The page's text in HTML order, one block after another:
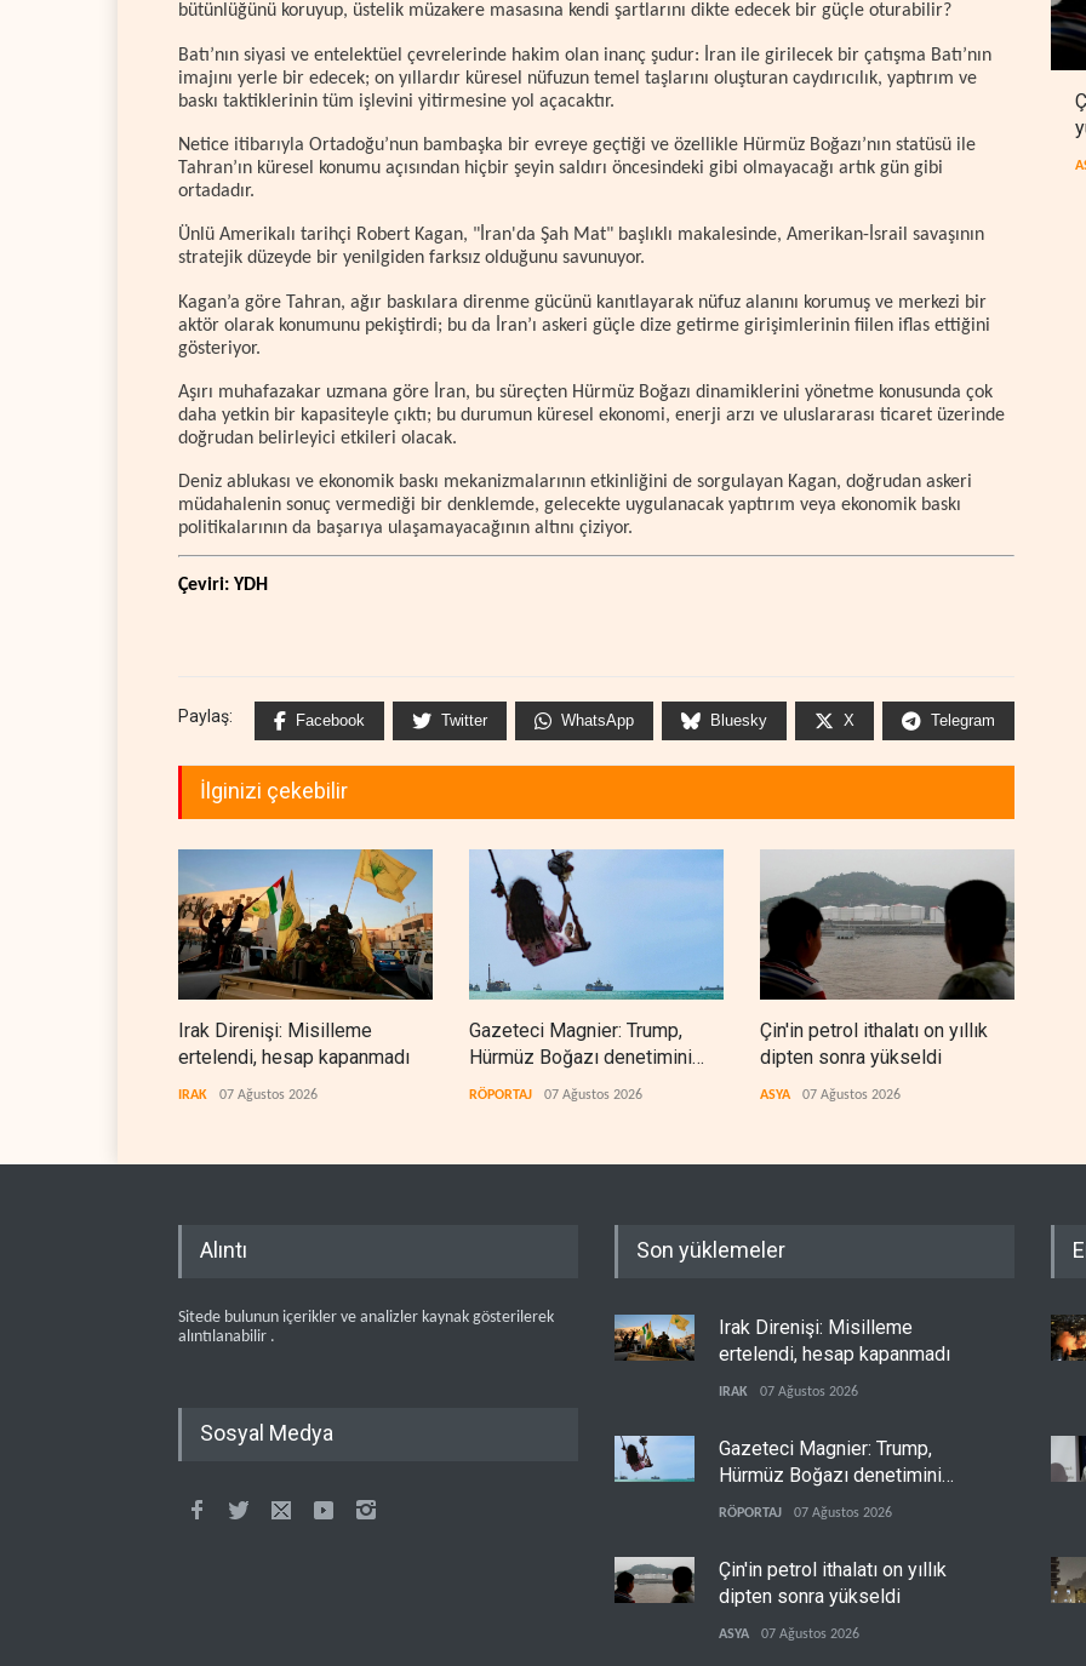
bütünlüğünü koruyup, üstelik müzakere masasına kendi şartlarını dikte edecek bir güçle oturabilir?
Batı’nın siyasi ve entelektüel çevrelerinde hakim olan inanç şudur: İran ile girilecek bir çatışma Batı’nın
imajını yerle bir edecek; on yıllardır küresel nüfuzun temel taşlarını oluşturan caydırıcılık, yaptırım ve
baskı taktiklerinin tüm işlevini yitirmesine yol açacaktır.
Netice itibarıyla Ortadoğu’nun bambaşka bir evreye geçtiği ve özellikle Hürmüz Boğazı’nın statüsü ile
Tahran’ın küresel konumu açısından hiçbir şeyin saldırı öncesindeki gibi olmayacağı artık gün gibi
ortadadır.
Ünlü Amerikalı tarihçi Robert Kagan, "İran'da Şah Mat" başlıklı makalesinde, Amerikan-İsrail savaşının
stratejik düzeyde bir yenilgiden farksız olduğunu savunuyor.
Kagan’a göre Tahran, ağır baskılara direnme gücünü kanıtlayarak nüfuz alanını korumuş ve merkezi bir
aktör olarak konumunu pekiştirdi; bu da İran’ı askeri güçle dize getirme girişimlerinin fiilen iflas ettiğini
gösteriyor.
Aşırı muhafazakar uzmana göre İran, bu süreçten Hürmüz Boğazı dinamiklerini yönetme konusunda çok
daha yetkin bir kapasiteyle çıktı; bu durumun küresel ekonomi, enerji arzı ve uluslararası ticaret üzerinde
doğrudan belirleyici etkileri olacak.
Deniz ablukası ve ekonomik baskı mekanizmalarının etkinliğini de sorgulayan Kagan, doğrudan askeri
müdahalenin sonuç vermediği bir denklemde, gelecekte uygulanacak yaptırım veya ekonomik baskı
politikalarının da başarıya ulaşamayacağının altını çiziyor.
Çeviri: YDH
Paylaş: Facebook Twitter WhatsApp Bluesky X Telegram
İlginizi çekebilir
Irak Direnişi: Misilleme
ertelendi, hesap kapanmadı
IRAK 07 Ağustos 2026
Gazeteci Magnier: Trump,
Hürmüz Boğazı denetimini
doğrudan İran ve Umman'a
RÖPORTAJ 07 Ağustos 2026
Çin'in petrol ithalatı on yıllık
dipten sonra yükseldi
ASYA 07 Ağustos 2026
Alıntı
Sitede bulunun içerikler ve analizler kaynak gösterilerek
alıntılanabilir .
Sosyal Medya
Son yüklemeler
Irak Direnişi: Misilleme
ertelendi, hesap kapanmadı
IRAK 07 Ağustos 2026
Gazeteci Magnier: Trump,
Hürmüz Boğazı denetimini
doğrudan İran ve Umman'a
RÖPORTAJ 07 Ağustos 2026
Çin'in petrol ithalatı on yıllık
dipten sonra yükseldi
ASYA 07 Ağustos 2026